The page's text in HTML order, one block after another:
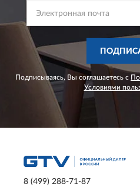
Подписываясь, Вы соглашаетесь с
Условиями
8 (499) 288-71-87